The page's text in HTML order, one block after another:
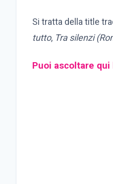
Si tratta della title
tutto, Tra silenzi
Puoi ascoltare qui